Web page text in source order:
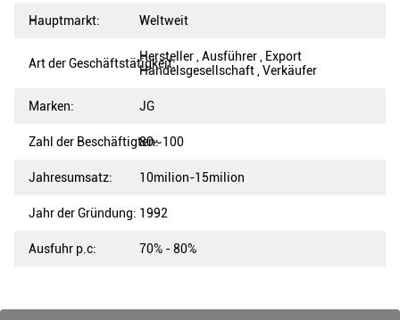
Hauptmarkt: Weltweit
Art der Geschäftstätigkeit:Hersteller , Ausführer , Export
Handelsgesellschaft , Verkäufer
Marken: JG
Zahl der Beschäftigten:80~100
Jahresumsatz: 10milion-15milion
Jahr der Gründung: 1992
Ausfuhr p.c: 70% - 80%